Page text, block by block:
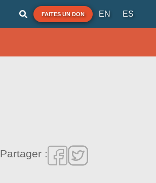
FAITES UN DON EN ES
Partager :